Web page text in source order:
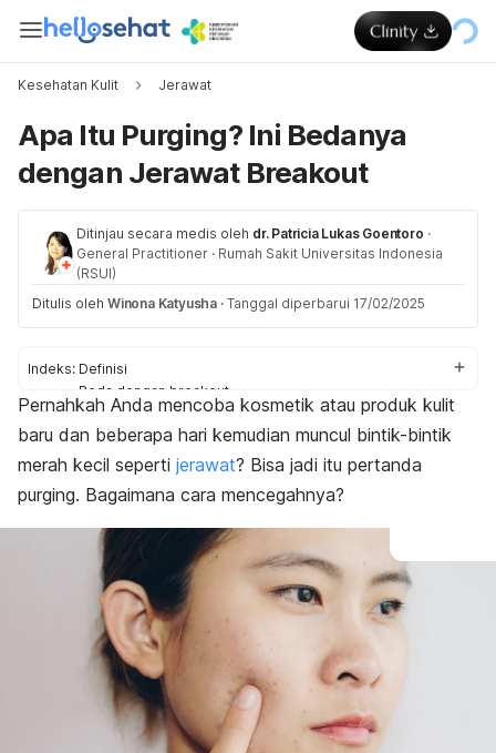
Kesehatan Kulit Jerawat
Apa Itu Purging? Ini Bedanya
dengan Jerawat Breakout
Ditinjau secara medis oleh dr. Patricia Lukas Goentoro ·
General Practitioner · Rumah Sakit Universitas Indonesia
(RSUI)
Ditulis oleh Winona Katyusha · Tanggal diperbarui 17/02/2025
Indeks: Definisi
Beda dengan breakout
Cara mencegah
Pernahkah Anda mencoba kosmetik atau produk kulit
baru dan beberapa hari kemudian muncul bintik-bintik
merah kecil seperti jerawat? Bisa jadi itu pertanda
purging. Bagaimana cara mencegahnya?